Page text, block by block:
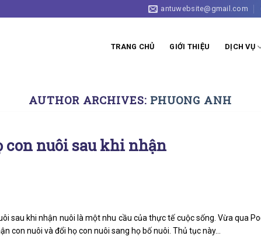
antuwebsite@gmail.com
TRANG CHỦ GIỚI THIỆU DỊCH VỤ
AUTHOR ARCHIVES: PHUONG ANH
con nuôi sau khi nhận
sau khi nhận nuôi là một nhu cầu của thực tế cuộc sống. Vừa qua
con nuôi và đổi họ con nuôi sang họ bố nuôi. Thủ tục này…